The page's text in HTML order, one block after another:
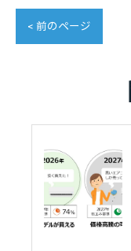
< 前のページ